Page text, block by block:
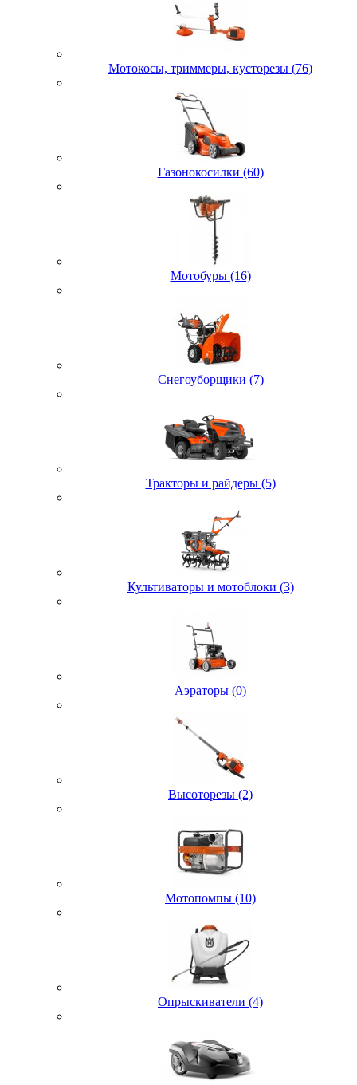
Мотокосы, триммеры, кусторезы (76)
Газонокосилки (60)
Мотобуры (16)
Снегоуборщики (7)
Тракторы и райдеры (5)
Культиваторы и мотоблоки (3)
Аэраторы (0)
Высоторезы (2)
Мотопомпы (10)
Опрыскиватели (4)